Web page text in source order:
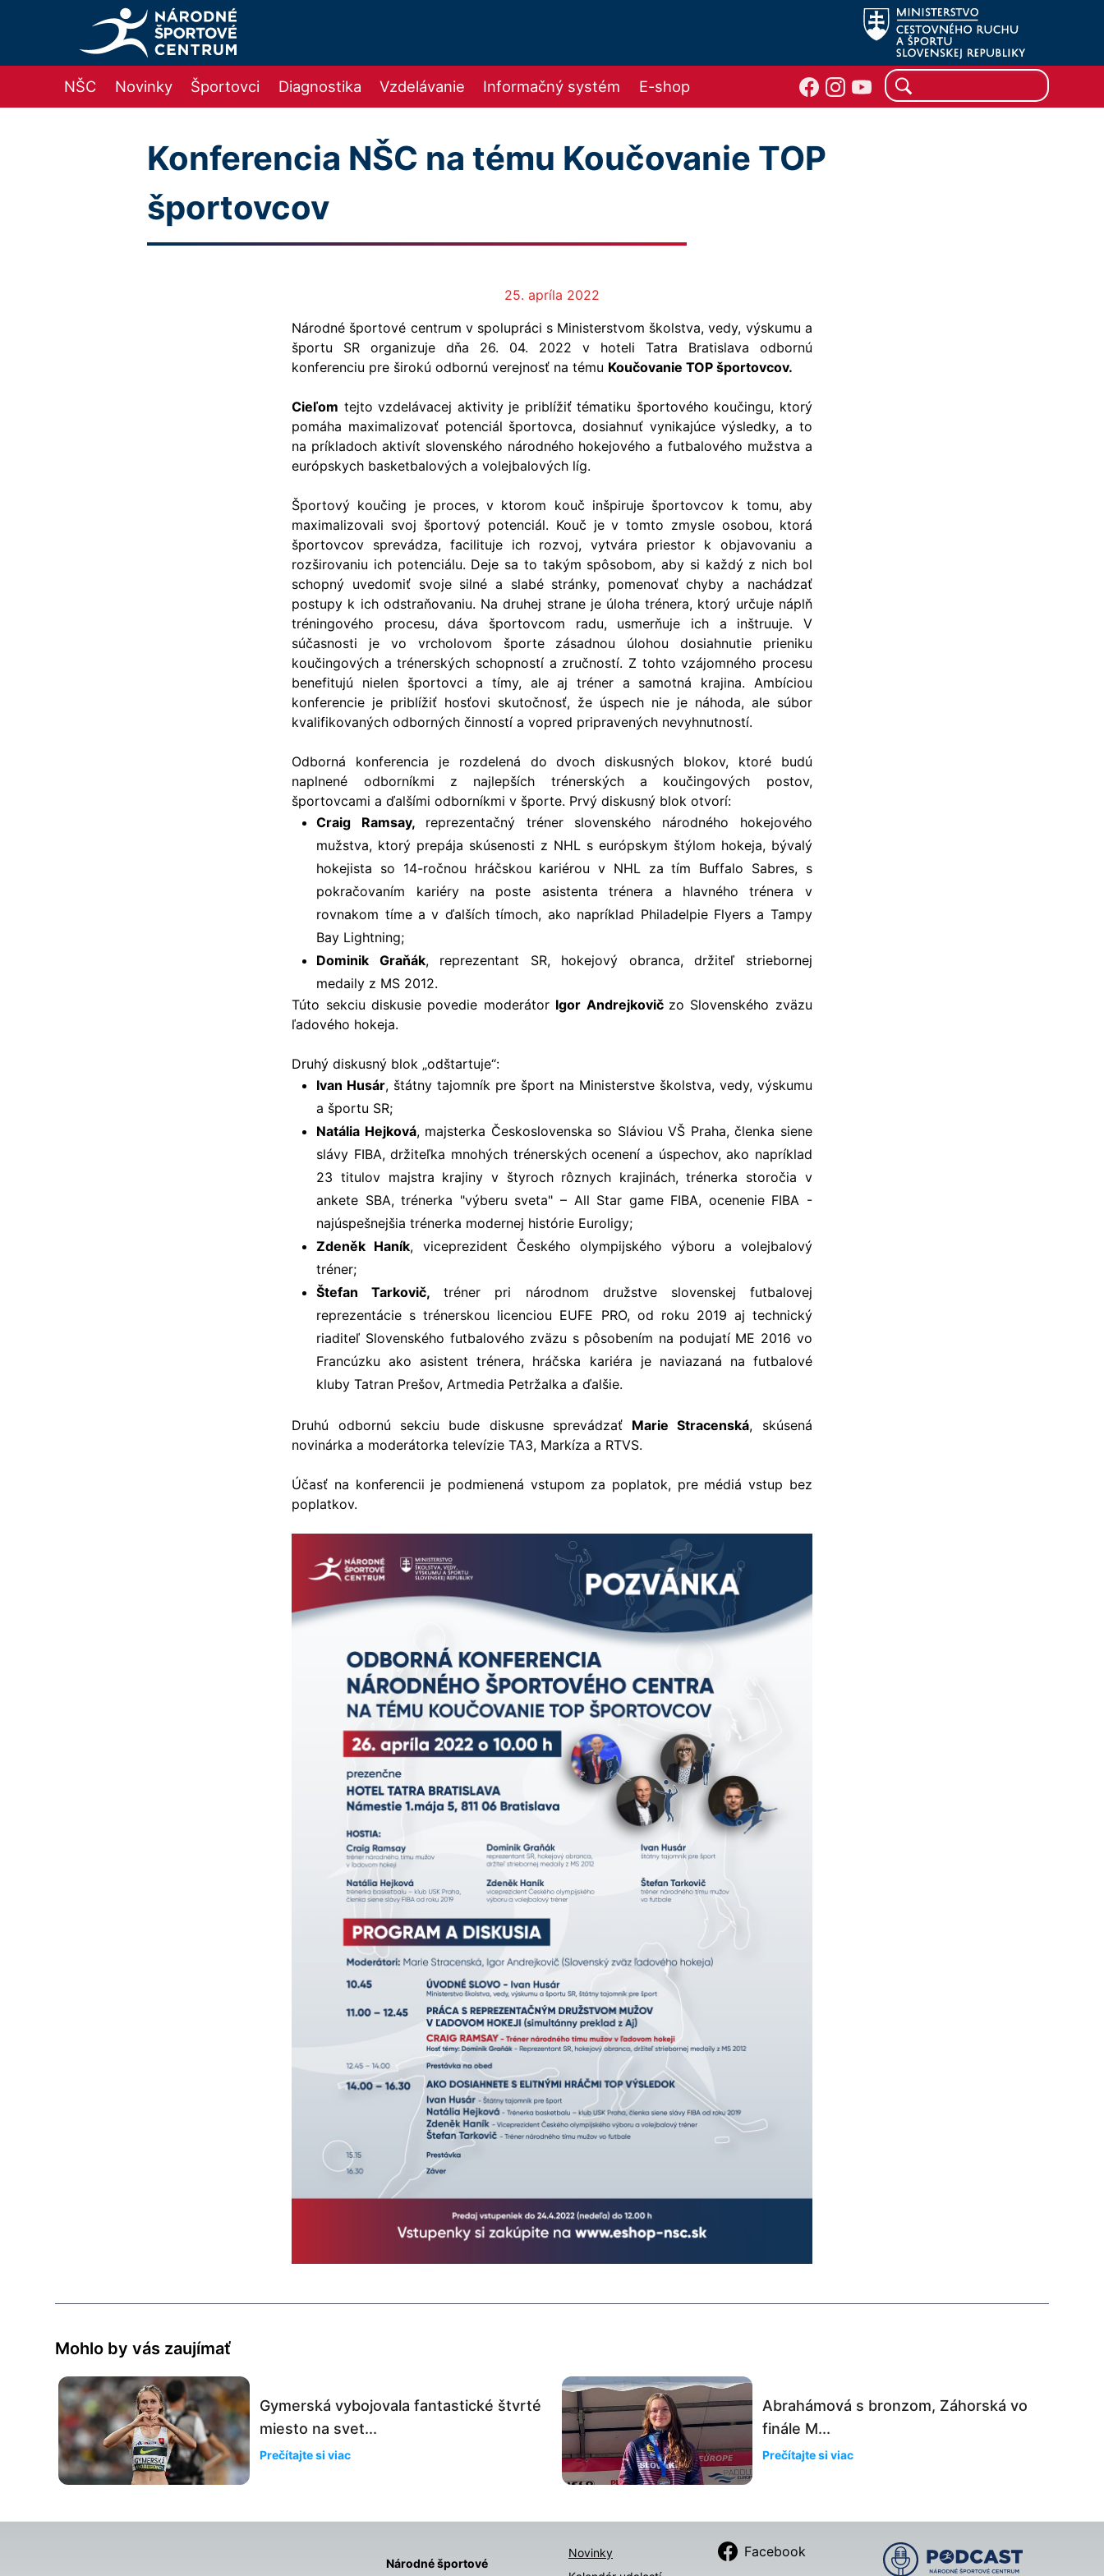
NŠC Novinky Športovci Diagnostika Vzdelávanie Informačný systém E-shop
Konferencia NŠC na tému Koučovanie TOP
športovcov
25. apríla 2022
Národné športové centrum v spolupráci s Ministerstvom školstva, vedy, výskumu a
športu SR organizuje dňa 26. 04. 2022 v hoteli Tatra Bratislava odbornú
konferenciu pre širokú odbornú verejnosť na tému Koučovanie TOP športovcov.
Cieľom tejto vzdelávacej aktivity je priblížiť tématiku športového koučingu, ktorý
pomáha maximalizovať potenciál športovca, dosiahnuť vynikajúce výsledky, a to
na príkladoch aktivít slovenského národného hokejového a futbalového mužstva a
európskych basketbalových a volejbalových líg.
Športový koučing je proces, v ktorom kouč inšpiruje športovcov k tomu, aby
maximalizovali svoj športový potenciál. Kouč je v tomto zmysle osobou, ktorá
športovcov sprevádza, facilituje ich rozvoj, vytvára priestor k objavovaniu a
rozširovaniu ich potenciálu. Deje sa to takým spôsobom, aby si každý z nich bol
schopný uvedomiť svoje silné a slabé stránky, pomenovať chyby a nachádzať
postupy k ich odstraňovaniu. Na druhej strane je úloha trénera, ktorý určuje náplň
tréningového procesu, dáva športovcom radu, usmerňuje ich a inštruuje. V
súčasnosti je vo vrcholovom športe zásadnou úlohou dosiahnutie prieniku
koučingových a trénerských schopností a zručností. Z tohto vzájomného procesu
benefitujú nielen športovci a tímy, ale aj tréner a samotná krajina. Ambíciou
konferencie je priblížiť hosťovi skutočnosť, že úspech nie je náhoda, ale súbor
kvalifikovaných odborných činností a vopred pripravených nevyhnutností.
Odborná konferencia je rozdelená do dvoch diskusných blokov, ktoré budú
naplnené odborníkmi z najlepších trénerských a koučingových postov,
športovcami a ďalšími odborníkmi v športe. Prvý diskusný blok otvorí:
Craig Ramsay, reprezentačný tréner
slovenského národného hokejového
mužstva, ktorý prepája skúsenosti z NHL s európskym štýlom hokeja, bývalý
hokejista so 14-ročnou hráčskou kariérou v NHL za tím Buffalo Sabres, s
pokračovaním kariéry na poste asistenta trénera a hlavného trénera v
rovnakom tíme a v ďalších tímoch, ako napríklad Philadelpie Flyers a Tampy
Bay Lightning;
Dominik Graňák, reprezentant SR, hokejový obranca, držiteľ striebornej
medaily z MS 2012.
Túto sekciu diskusie povedie moderátor Igor Andrejkovič zo Slovenského zväzu
ľadového hokeja.
Druhý diskusný blok „odštartuje“:
Ivan Husár, štátny tajomník pre šport na Ministerstve školstva, vedy, výskumu
a športu SR;
Natália Hejková, majsterka Československa so Sláviou VŠ Praha, členka siene
slávy FIBA, držiteľka mnohých trénerských ocenení a úspechov, ako napríklad
23 titulov majstra krajiny v štyroch rôznych krajinách, trénerka storočia v
ankete SBA, trénerka "výberu sveta" – All Star game FIBA, ocenenie FIBA -
najúspešnejšia trénerka modernej histórie Euroligy;
Zdeněk Haník, viceprezident Českého olympijského výboru a volejbalový
tréner;
Štefan Tarkovič,tréner pri národnom družstve slovenskej futbalovej
reprezentácie s trénerskou licenciou EUFE PRO, od roku 2019 aj technický
riaditeľ Slovenského futbalového zväzu s pôsobením na podujatí ME 2016 vo
Francúzku ako asistent trénera, hráčska kariéra je naviazaná na futbalové
kluby Tatran Prešov, Artmedia Petržalka a ďalšie.
Druhú odbornú sekciu bude diskusne sprevádzať Marie Stracenská, skúsená
novinárka a moderátorka televízie TA3, Markíza a RTVS.
Účasť na konferencii je podmienená vstupom za poplatok, pre médiá vstup bez
poplatkov.
Mohlo by vás zaujímať
Gymerská vybojovala fantastické štvrté
miesto na svet...
Prečítajte si viac
Abrahámová s bronzom, Záhorská vo
finále M...
Prečítajte si viac
Národné športové
Novinky
Facebook